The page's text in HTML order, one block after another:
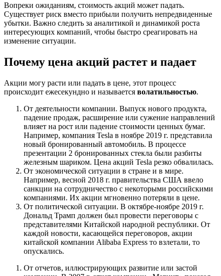
Вопреки ожиданиям, стоимость акций может падать.
Существует риск вместо прибыли получить непредвиденные
убытки. Важно следить за аналитикой и динамикой роста
интересующих компаний, чтобы быстро среагировать на
изменение ситуации.
Почему цена акций растет и падает
Акции могу расти или падать в цене, этот процесс
происходит ежесекундно и называется волатильностью.
От деятельности компании. Выпуск нового продукта,
падение продаж, расширение или сужение направлений
влияет на рост или падение стоимости ценных бумаг.
Например, компания Tesla в ноябре 2019 г. представила
новый бронированный автомобиль. В процессе
презентации 2 бронированных стекла были разбиты
железным шариком. Цена акций Tesla резко обвалилась.
От экономической ситуации в стране и в мире.
Например, весной 2018 г. правительства США ввело
санкции на сотрудничество с некоторыми российскими
компаниями. Их акции мгновенно потеряли в цене.
От политической ситуации. В октябре-ноябре 2019 г.
Дональд Трамп должен был провести переговоры с
представителями Китайской народной республики. От
каждой новости, касающейся переговоров, акции
китайской компании Alibaba Express то взлетали, то
опускались.
От отчетов, иллюстрирующих развитие или застой